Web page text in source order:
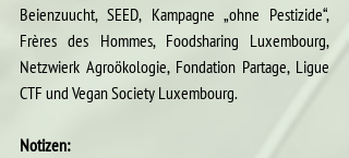
Beienzuucht, SEED, Kampagne „ohne Pestizide“,
Frères des Hommes, Foodsharing Luxembourg,
Netzwierk Agroökologie, Fondation Partage, Ligue
CTF und Vegan Society Luxembourg.
Notizen: